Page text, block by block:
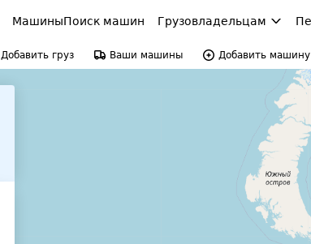
МашиныПоиск машин Грузовладельцам
Добавить груз Ваши машины Добавить машину